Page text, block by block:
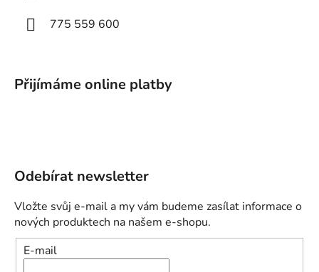
775 559 600
Přijímáme online platby
Odebírat newsletter
Vložte svůj e-mail a my vám budeme zasílat informace o
nových produktech na našem e-shopu.
E-mail